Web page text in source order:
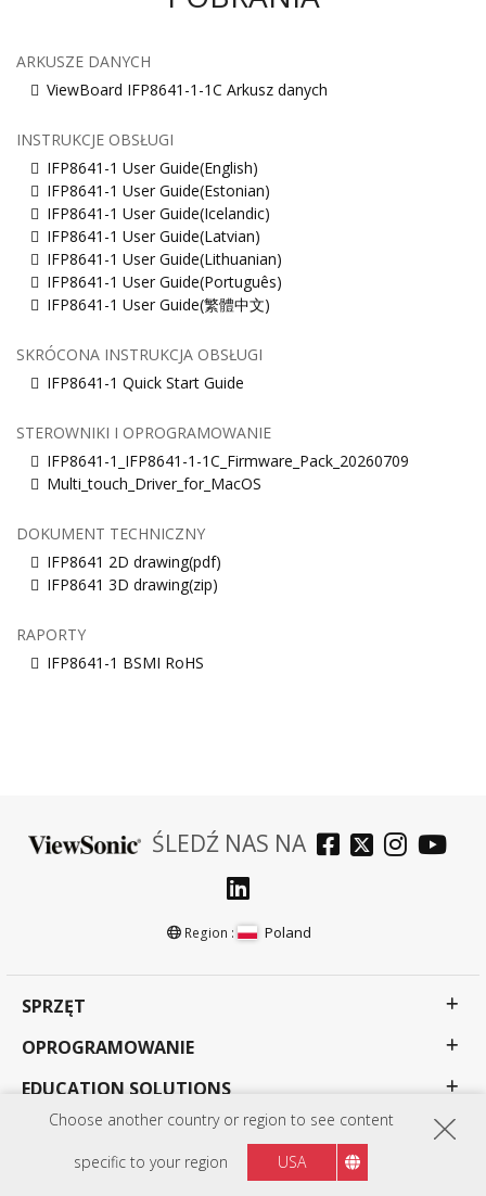
Choose another country or region to see content
specific to your region USA
ARKUSZE DANYCH
ViewBoard IFP8641-1-1C Arkusz danych
INSTRUKCJE OBSŁUGI
IFP8641-1 User Guide(English)
IFP8641-1 User Guide(Estonian)
IFP8641-1 User Guide(Icelandic)
IFP8641-1 User Guide(Latvian)
IFP8641-1 User Guide(Lithuanian)
IFP8641-1 User Guide(Português)
IFP8641-1 User Guide(繁體中文)
SKRÓCONA INSTRUKCJA OBSŁUGI
IFP8641-1 Quick Start Guide
STEROWNIKI I OPROGRAMOWANIE
IFP8641-1_IFP8641-1-1C_Firmware_Pack_20260709
Multi_touch_Driver_for_MacOS
DOKUMENT TECHNICZNY
IFP8641 2D drawing(pdf)
IFP8641 3D drawing(zip)
RAPORTY
IFP8641-1 BSMI RoHS
ŚLEDŹ NAS NA
Region : Poland
SPRZĘT
OPROGRAMOWANIE
EDUCATION SOLUTIONS
BUSINESS SOLUTIONS
CONSUMER SOLUTIONS